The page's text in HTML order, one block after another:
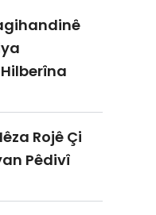
Rojê Çi
Pêdivî